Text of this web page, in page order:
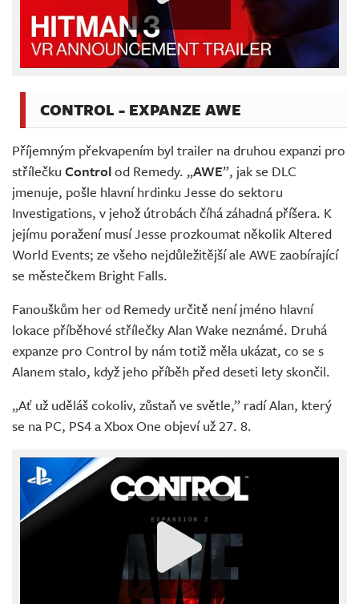
CONTROL - EXPANZE AWE
Příjemným překvapením byl trailer na druhou expanzi pro
střílečku Controlod Remedy. „AWE”, jak se DLC
jmenuje, pošle hlavní hrdinku Jesse do sektoru
Investigations, v jehož útrobách číhá záhadná příšera. K
jejímu poražení musí Jesse prozkoumat několik Altered
World Events; ze všeho nejdůležitější ale AWE zaobírající
se městečkem Bright Falls.
Fanouškům her od Remedy určitě není jméno hlavní
lokace příběhové střílečky Alan Wake neznámé. Druhá
expanze pro Control by nám totiž měla ukázat, co se s
Alanem stalo, když jeho příběh před deseti lety skončil.
„Ať už uděláš cokoliv, zůstaň ve světle,” radí Alan, který
se na PC, PS4 a Xbox One objeví už 27. 8.